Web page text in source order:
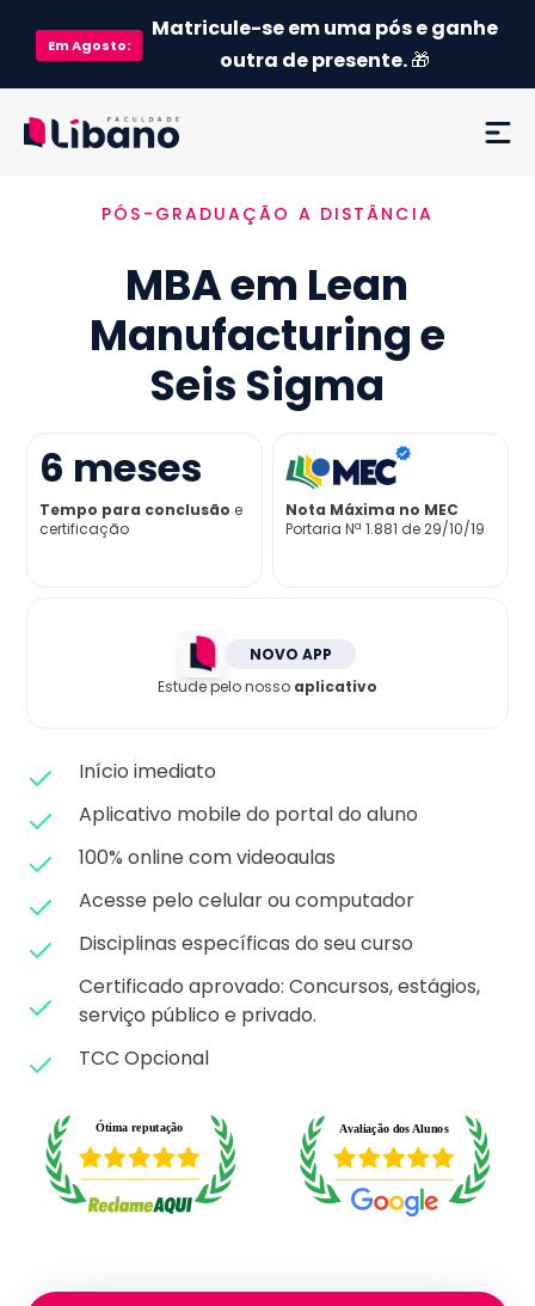
EmAgosto:
Matricule-se em uma pós e ganhe
outra de presente.🎁
Ementa
Como funciona
Credenciamento MEC
Já sou aluno
PÓS-GRADUAÇÃO A DISTÂNCIA
MBA em Lean
Manufacturing e
Seis Sigma
6 meses
Tempo para conclusão e
certificação
Nota Máxima no MEC
Portaria Nª 1.881 de 29/10/19
NOVO APP
Estude pelo nosso aplicativo
Início imediato
Aplicativo mobile do portal do aluno
100% online com videoaulas
Acesse pelo celular ou computador
Disciplinas específicas do seu curso
Certificado aprovado: Concursos, estágios,
serviço público e privado.
TCC Opcional